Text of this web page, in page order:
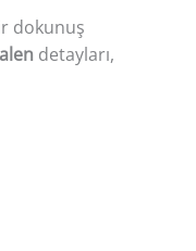
dokunuş
detayları,